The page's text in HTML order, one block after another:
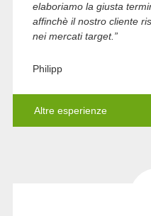
elaboriamo la giusta
affinchè il nostro cliente
nei mercati target.”
Philipp
Altre esperienze